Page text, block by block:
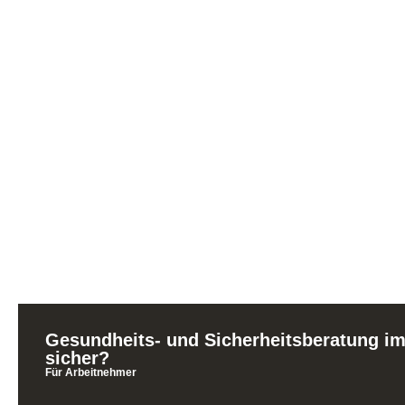
Gesundheits- und Sicherheitsberatung
sicher?
Für Arbeitnehmer